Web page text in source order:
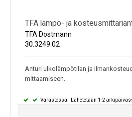
TFA lämpö- ja
TFA Dostmann
30.3249.02
Anturi ulkolämpötilan ja
mittaamiseen.
Varastossa | Lähetetään 1-2